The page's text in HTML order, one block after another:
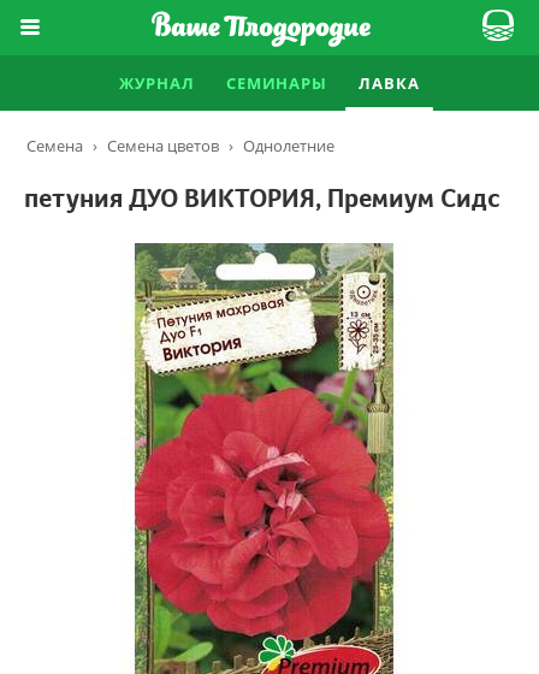
ЖУРНАЛ СЕМИНАРЫ ЛАВКА
Семена › Семена цветов › Однолетние
петуния ДУО ВИКТОРИЯ, Премиум Сидс